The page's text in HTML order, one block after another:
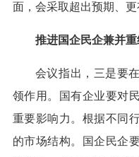
面，会采取超出预期、更
推进国企民企兼并
会议指出，三是要
领作用。国有企业要对
重要影响力。根据不同
的市场结构。国企民企